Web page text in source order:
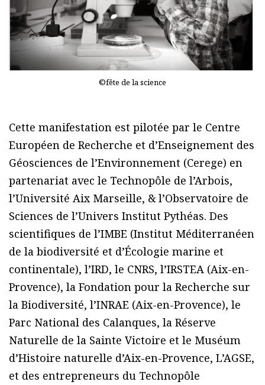
©fête de la science
Cette manifestation est pilotée par le Centre
Européen de Recherche et d’Enseignement des
Géosciences de l’Environnement (Cerege) en
partenariat avec le Technopôle de l’Arbois,
l’Université Aix Marseille, & l’Observatoire de
Sciences de l’Univers Institut Pythéas. Des
scientifiques de l’IMBE (Institut Méditerranéen
de la biodiversité et d’Écologie marine et
continentale), l’IRD, le CNRS, l’IRSTEA (Aix-en-
Provence), la Fondation pour la Recherche sur
la Biodiversité, l’INRAE (Aix-en-Provence), le
Parc National des Calanques, la Réserve
Naturelle de la Sainte Victoire et le Muséum
d’Histoire naturelle d’Aix-en-Provence, L’AGSE,
et des entrepreneurs du Technopôle